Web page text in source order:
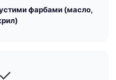
фарбами (масло,
✓